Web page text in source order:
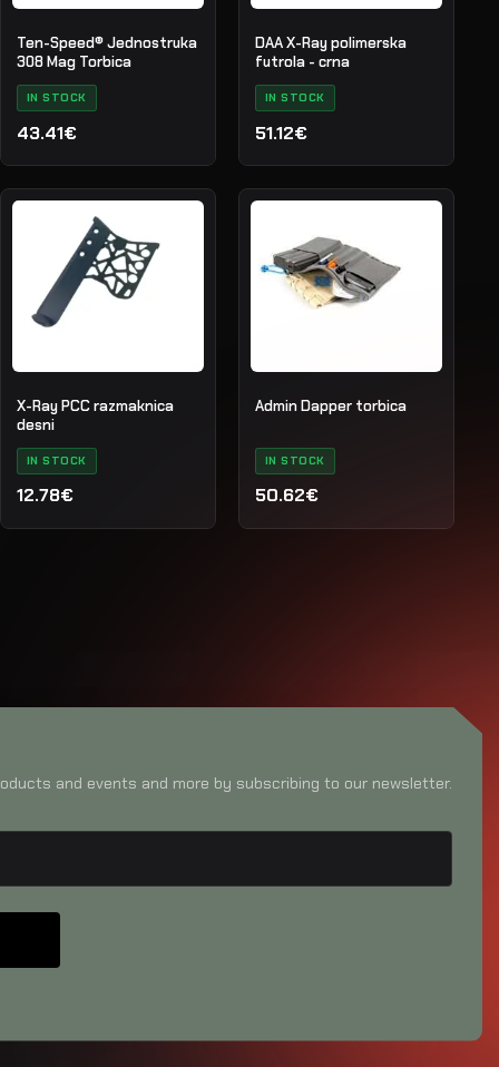
Ten-Speed® Jednostruka
308 Mag Torbica
IN STOCK
43.41€
DAA X-Ray polimerska
futrola - crna
IN STOCK
51.12€
X-Ray PCC razmaknica
desni
IN STOCK
12.78€
Admin Dapper torbica
IN STOCK
50.62€
and events and more by subscribing to our newsletter.